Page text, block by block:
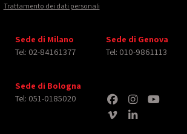
Trattamento dei dati personali
Sede di Milano
Tel: 02-84161377
Sede di Genova
Tel: 010-9861113
Sede di Bologna
Tel: 051-0185020